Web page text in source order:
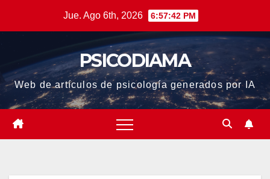
Jue. Ago 6th, 2026 6:57:43 PM
PSICODIAMA
Web de artículos de psicología generados por IA